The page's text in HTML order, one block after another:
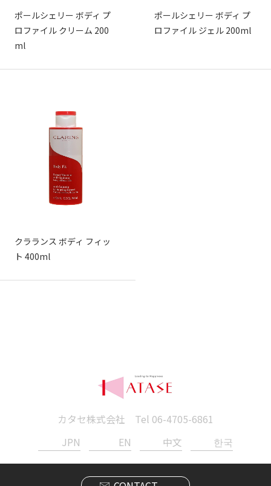
ポールシェリー ボディ プ
ロファイル クリーム 200
ml
ポールシェリー ボディ プ
ロファイル ジェル 200ml
クラランス ボディ フィッ
ト 400ml
カタセ株式会社 Tel 06-4705-6861
JPN
EN 中文 한국